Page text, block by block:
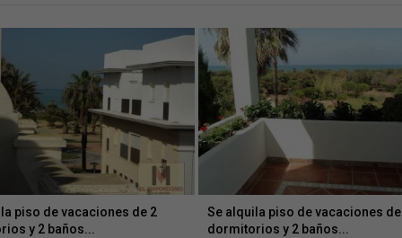
piso de vacaciones de 2
y 2 baños...
Se alquila piso de vacaciones
dormitorios y 2 baños...